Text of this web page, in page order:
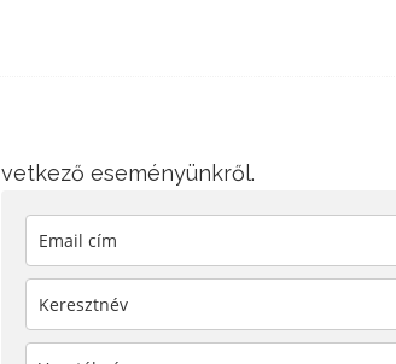
eseményünkről.